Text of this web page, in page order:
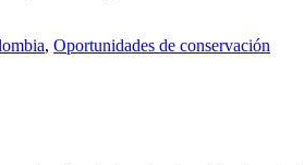
, Oportunidades de conservación